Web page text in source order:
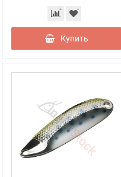
Купить